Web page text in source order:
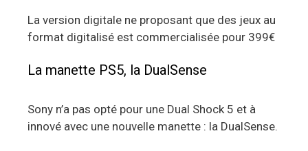
La version digitale ne proposant que des jeux au
format digitalisé est commercialisée pour 399€
La manette PS5, la DualSense
Sony n’a pas opté pour une Dual Shock 5 et à
innové avec une nouvelle manette : la DualSense.